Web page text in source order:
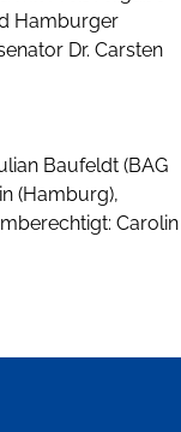
Hamburger
Dr. Carsten
Baufeldt (BAG
(Hamburg),
Carolin